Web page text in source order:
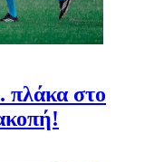
πλάκα στο